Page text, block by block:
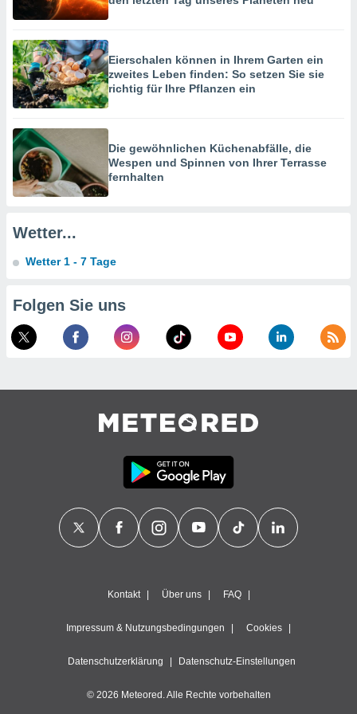
zur
Inhalten.
und
durch
Inhalte,
und der
von
von
1199
Eierschalen können in Ihrem Garten ein
zweites Leben finden: So setzen Sie sie
richtig für Ihre Pflanzen ein
Die gewöhnlichen Küchenabfälle, die
Wespen und Spinnen von Ihrer Terrasse
fernhalten
Wetter...
Wetter 1 - 7 Tage
Folgen Sie uns
Kontakt Über uns FAQ
Impressum & Nutzungsbedingungen Cookies
Datenschutzerklärung Datenschutz-Einstellungen
© 2026 Meteored. Alle Rechte vorbehalten